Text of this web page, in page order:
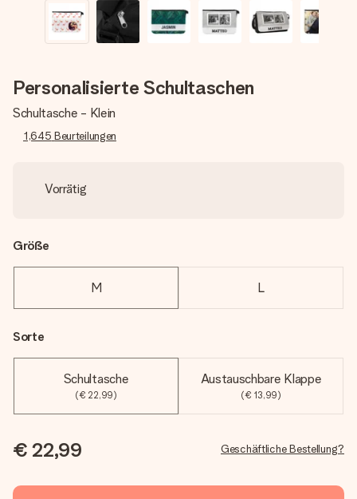
Personalisierte Schultaschen
Schultasche - Klein
1,645 Beurteilungen
Vorrätig
Größe
M L
Sorte
Schultasche
(€ 22,99)
Austauschbare Klappe
(€ 13,99)
€ 22,99 Geschäftliche Bestellung?